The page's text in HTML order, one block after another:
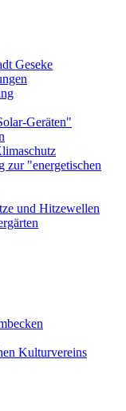
Geseke
Geräten"
zur "energetischen
und Hitzewellen
Kulturvereins